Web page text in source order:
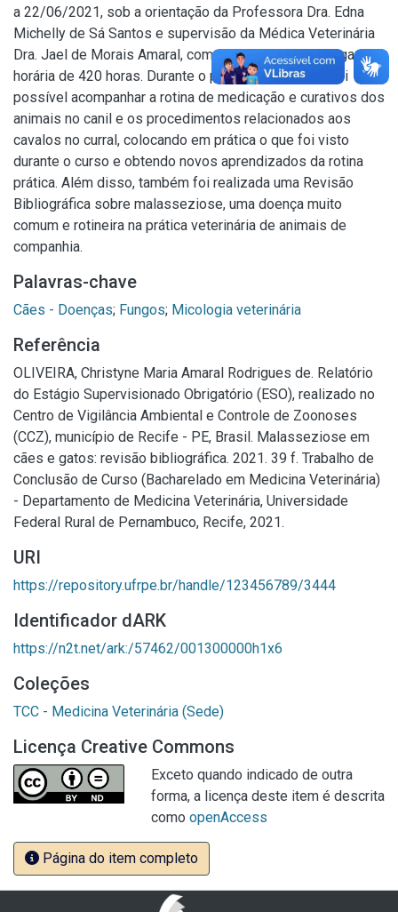
a 22/06/2021, sob a orientação da Professora Dra. Edna
Michelly de Sá Santos e supervisão da Médica Veterinária
Dra. Jael de Morais Amaral, compreendendo uma carga
horária de 420 horas. Durante o período de estágio foi
possível acompanhar a rotina de medicação e curativos dos
animais no canil e os procedimentos relacionados aos
cavalos no curral, colocando em prática o que foi visto
durante o curso e obtendo novos aprendizados da rotina
prática. Além disso, também foi realizada uma Revisão
Bibliográfica sobre malasseziose, uma doença muito
comum e rotineira na prática veterinária de animais de
companhia.
Palavras-chave
Cães - Doenças; Fungos; Micologia veterinária
Referência
OLIVEIRA, Christyne Maria Amaral Rodrigues de. Relatório
do Estágio Supervisionado Obrigatório (ESO), realizado no
Centro de Vigilância Ambiental e Controle de Zoonoses
(CCZ), município de Recife - PE, Brasil. Malasseziose em
cães e gatos: revisão bibliográfica. 2021. 39 f. Trabalho de
Conclusão de Curso (Bacharelado em Medicina Veterinária)
- Departamento de Medicina Veterinária, Universidade
Federal Rural de Pernambuco, Recife, 2021.
URI
https://repository.ufrpe.br/handle/123456789/3444
Identificador dARK
https://n2t.net/ark:/57462/001300000h1x6
Coleções
TCC - Medicina Veterinária (Sede)
Licença Creative Commons
Exceto quando indicado de outra
forma, a licença deste item é descrita
como openAccess
Página do item completo